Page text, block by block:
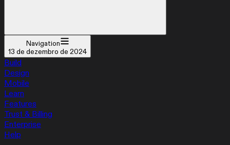
Navigation
13 de dezembro de 2024
Build
Design
Mobile
Learn
Features
Trust & Billing
Enterprise
Help